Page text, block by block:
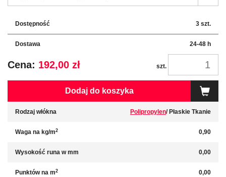
Dostępność 3 szt.
Dostawa 24-48 h
Cena: 192,00 zł szt.
Dodaj do koszyka
Rodzaj włókna Polipropylen/ Płaskie Tkanie
Waga na kg/m2 0,90
Wysokość runa w mm 0,00
Punktów na m2 0,00